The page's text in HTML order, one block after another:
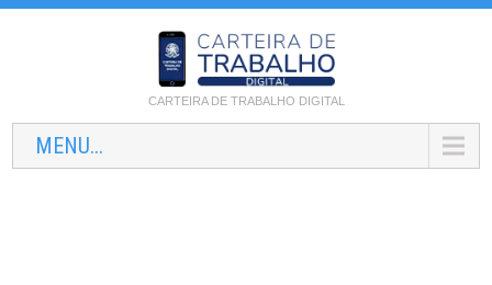
CARTEIRA DE TRABALHO DIGITAL
MENU...